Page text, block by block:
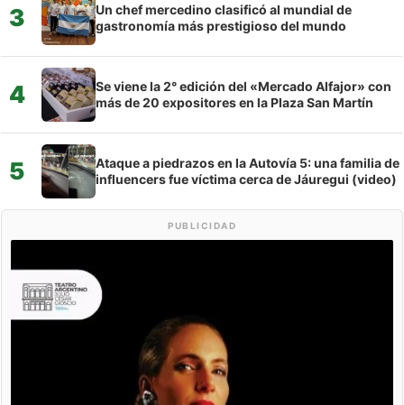
3
Un chef mercedino clasificó al mundial de
gastronomía más prestigioso del mundo
4
Se viene la 2° edición del «Mercado Alfajor» con
más de 20 expositores en la Plaza San Martín
5
Ataque a piedrazos en la Autovía 5: una familia de
influencers fue víctima cerca de Jáuregui (video)
PUBLICIDAD